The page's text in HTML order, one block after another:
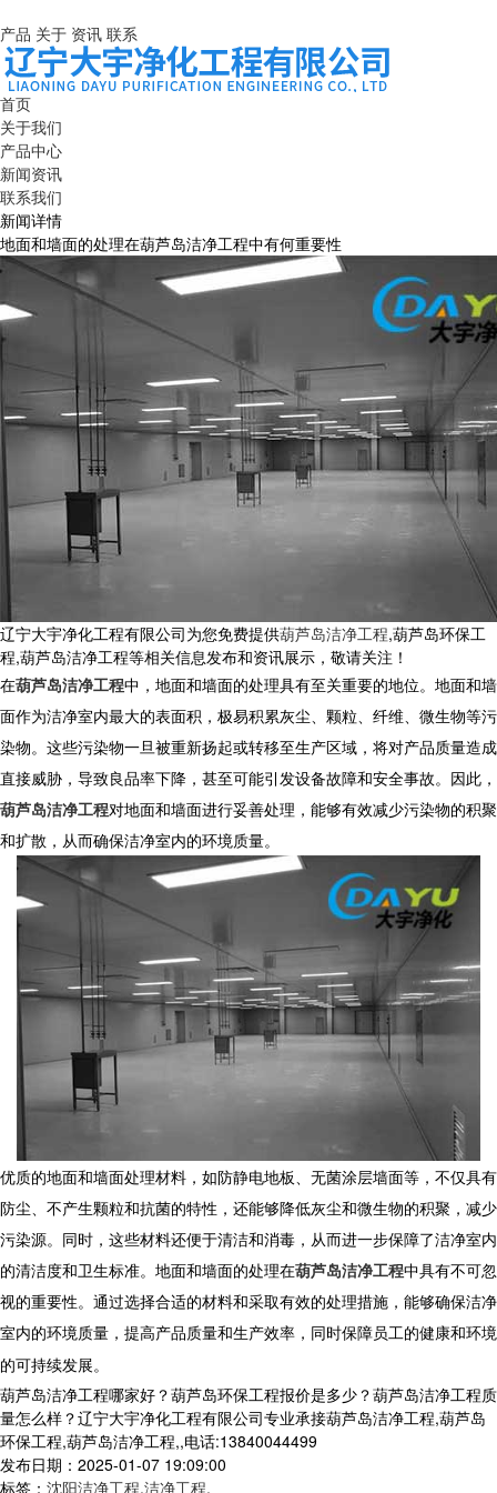
产品 关于 资讯 联系
首页
关于我们
产品中心
新闻资讯
联系我们
新闻详情
地面和墙面的处理在葫芦岛洁净工程中有何重要性
辽宁大宇净化工程有限公司为您免费提供葫芦岛洁净工程,葫芦岛环保工
程,葫芦岛洁净工程等相关信息发布和资讯展示，敬请关注！
在葫芦岛洁净工程中，地面和墙面的处理具有至关重要的地位。地面和墙
面作为洁净室内最大的表面积，极易积累灰尘、颗粒、纤维、微生物等污
染物。这些污染物一旦被重新扬起或转移至生产区域，将对产品质量造成
直接威胁，导致良品率下降，甚至可能引发设备故障和安全事故。因此，
葫芦岛洁净工程对地面和墙面进行妥善处理，能够有效减少污染物的积聚
和扩散，从而确保洁净室内的环境质量。
优质的地面和墙面处理材料，如防静电地板、无菌涂层墙面等，不仅具有
防尘、不产生颗粒和抗菌的特性，还能够降低灰尘和微生物的积聚，减少
污染源。同时，这些材料还便于清洁和消毒，从而进一步保障了洁净室内
的清洁度和卫生标准。地面和墙面的处理在葫芦岛洁净工程中具有不可忽
视的重要性。通过选择合适的材料和采取有效的处理措施，能够确保洁净
室内的环境质量，提高产品质量和生产效率，同时保障员工的健康和环境
的可持续发展。
葫芦岛洁净工程哪家好？葫芦岛环保工程报价是多少？葫芦岛洁净工程质
量怎么样？辽宁大宇净化工程有限公司专业承接葫芦岛洁净工程,葫芦岛
环保工程,葫芦岛洁净工程,,电话:13840044499
发布日期：2025-01-07 19:09:00
标签： 沈阳洁净工程,洁净工程,